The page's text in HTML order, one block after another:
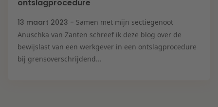
ontslagprocedure
13 maart 2023 - Samen met mijn sectiegenoot
Anuschka van Zanten schreef ik deze blog over de
bewijslast van een werkgever in een ontslagprocedure
bij grensoverschrijdend...